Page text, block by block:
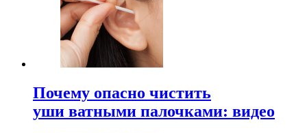
Почему опасно чистить
уши ватными палочками: видео